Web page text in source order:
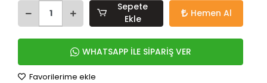
Sepete
Ekle
Hemen Al
WHATSAPP İLE SİPARİŞ VER
Favorilerime ekle